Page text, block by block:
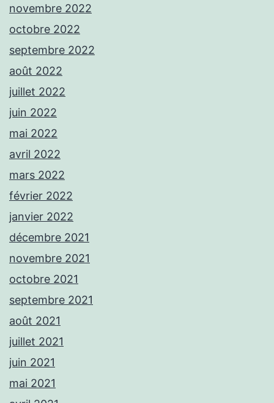
novembre 2022
octobre 2022
septembre 2022
août 2022
juillet 2022
juin 2022
mai 2022
avril 2022
mars 2022
février 2022
janvier 2022
décembre 2021
novembre 2021
octobre 2021
septembre 2021
août 2021
juillet 2021
juin 2021
mai 2021